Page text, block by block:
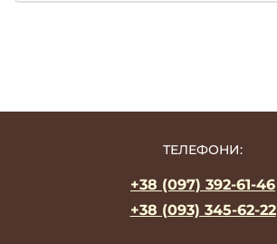
ТЕЛЕФОНИ:
+38 (097) 392-61-46
+38 (093) 345-62-22